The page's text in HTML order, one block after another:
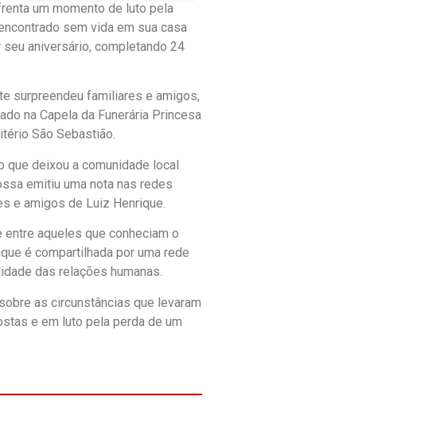
um momento de luto pela
sem vida em sua casa
aniversário, completando 24
surpreendeu familiares e amigos,
na Capela da Funerária Princesa
São Sebastião.
que deixou a comunidade local
emitiu uma nota nas redes
e amigos de Luiz Henrique.
aqueles que conheciam o
é compartilhada por uma rede
das relações humanas.
as circunstâncias que levaram
e em luto pela perda de um